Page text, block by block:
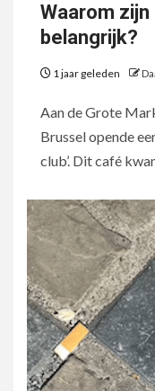
Waarom
belangrijk?
1 jaar geleden
Aan de Grote
Brussel opende
club’. Dit café